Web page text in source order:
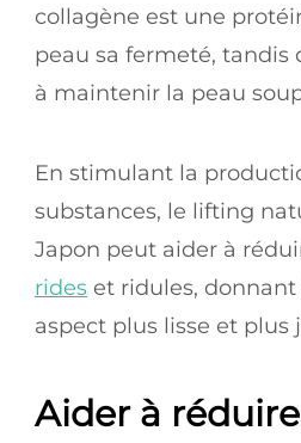
collagène est une
peau sa fermeté, tandis
à maintenir la peau
En stimulant la
substances, le lifting
Japon peut aider à
rides et ridules,
aspect plus lisse et plus
Aider à réduire